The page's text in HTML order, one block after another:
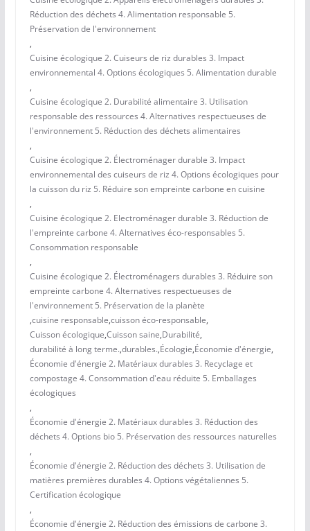
Réduction des déchets 4. Alimentation responsable 5.
Préservation de l'environnement
,
Cuisine écologique 2. Cuiseurs de riz durables 3. Impact
environnemental 4. Options écologiques 5. Alimentation durable
,
Cuisine écologique 2. Durabilité alimentaire 3. Utilisation
responsable des ressources 4. Alternatives respectueuses de
l'environnement 5. Réduction des déchets alimentaires
,
Cuisine écologique 2. Électroménager durable 3. Impact
environnemental des cuiseurs de riz 4. Options écologiques pour
la cuisson du riz 5. Réduire son empreinte carbone en cuisine
,
Cuisine écologique 2. Electroménager durable 3. Réduction de
l'empreinte carbone 4. Alternatives éco-responsables 5.
Consommation responsable
,
Cuisine écologique 2. Électroménagers durables 3. Réduire son
empreinte carbone 4. Alternatives respectueuses de
l'environnement 5. Préservation de la planète
,cuisine responsable,cuisson éco-responsable,
Cuisson écologique,Cuisson saine,Durabilité,
durabilité à long terme.,durables.,Écologie,Économie d'énergie,
Économie d'énergie 2. Matériaux durables 3. Recyclage et
compostage 4. Consommation d'eau réduite 5. Emballages
écologiques
,
Économie d'énergie 2. Matériaux durables 3. Réduction des
déchets 4. Options bio 5. Préservation des ressources naturelles
,
Économie d'énergie 2. Réduction des déchets 3. Utilisation de
matières premières durables 4. Options végétaliennes 5.
Certification écologique
,
Économie d'énergie 2. Réduction des émissions de carbone 3.